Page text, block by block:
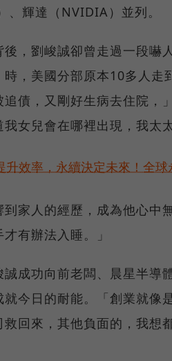
、輝達（NVIDIA）並列。
後，劉峻誠卻曾走過一段嚇
時，美國分部原本10多人走
追債，又剛好生病去住院，
我女兒會在哪裡出現，我太
升效率，永續決定未來！全
到家人的經歷，成為他心中
有辦法入睡。」
誠成功向前老闆、晨星半導
就今日的耐能。「創業就像
救回來，其他負面的，我想